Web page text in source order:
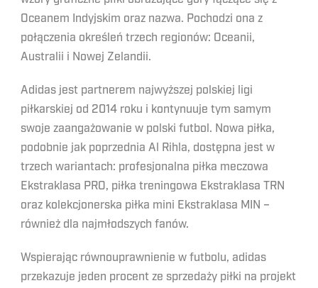
Oceanem Indyjskim oraz nazwa. Pochodzi ona z
połączenia określeń trzech regionów: Oceanii,
Australii i Nowej Zelandii.
Adidas jest partnerem najwyższej polskiej ligi
piłkarskiej od 2014 roku i kontynuuje tym samym
swoje zaangażowanie w polski futbol. Nowa piłka,
podobnie jak poprzednia Al Rihla, dostępna jest w
trzech wariantach: profesjonalna piłka meczowa
Ekstraklasa PRO, piłka treningowa Ekstraklasa TRN
oraz kolekcjonerska piłka mini Ekstraklasa MIN –
również dla najmłodszych fanów.
Wspierając równouprawnienie w futbolu, adidas
przekazuje jeden procent ze sprzedaży piłki na projekt